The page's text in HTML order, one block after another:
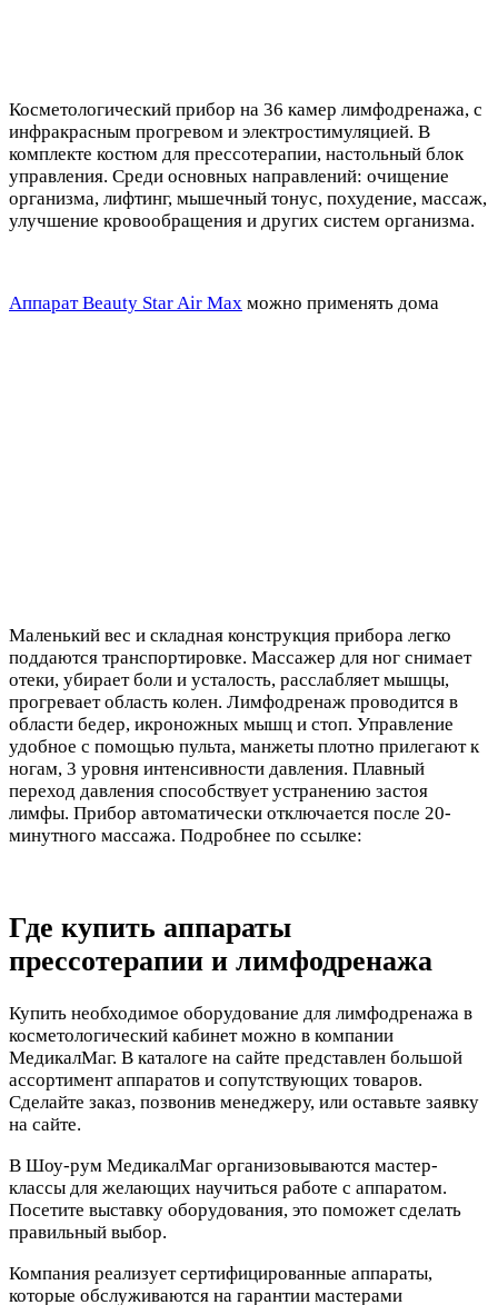
Косметологический прибор на 36 камер лимфодренажа, с
инфракрасным прогревом и электростимуляцией. В
комплекте костюм для прессотерапии, настольный блок
управления. Среди основных направлений: очищение
организма, лифтинг, мышечный тонус, похудение, массаж,
улучшение кровообращения и других систем организма.
Аппарат Beauty Star Air Max можно применять дома
Маленький вес и складная конструкция прибора легко
поддаются транспортировке. Массажер для ног снимает
отеки, убирает боли и усталость, расслабляет мышцы,
прогревает область колен. Лимфодренаж проводится в
области бедер, икроножных мышц и стоп. Управление
удобное с помощью пульта, манжеты плотно прилегают к
ногам, 3 уровня интенсивности давления. Плавный
переход давления способствует устранению застоя
лимфы. Прибор автоматически отключается после 20-
минутного массажа. Подробнее по ссылке:
Где купить аппараты
прессотерапии и лимфодренажа
Купить необходимое оборудование для лимфодренажа в
косметологический кабинет можно в компании
МедикалМаг. В каталоге на сайте представлен большой
ассортимент аппаратов и сопутствующих товаров.
Сделайте заказ, позвонив менеджеру, или оставьте заявку
на сайте.
В Шоу-рум МедикалМаг организовываются мастер-
классы для желающих научиться работе с аппаратом.
Посетите выставку оборудования, это поможет сделать
правильный выбор.
Компания реализует сертифицированные аппараты,
которые обслуживаются на гарантии мастерами